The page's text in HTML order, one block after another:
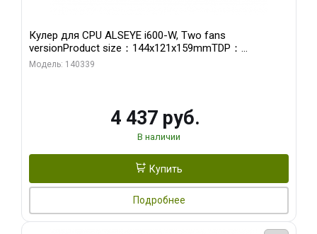
Кулер для CPU ALSEYE i600-W, Two fans
versionProduct size：144x121x159mmTDP：
270WSoldering technology CD textureApplication:Intel：
Модель: 140339
4 437 руб.
В наличии
Купить
Подробнее